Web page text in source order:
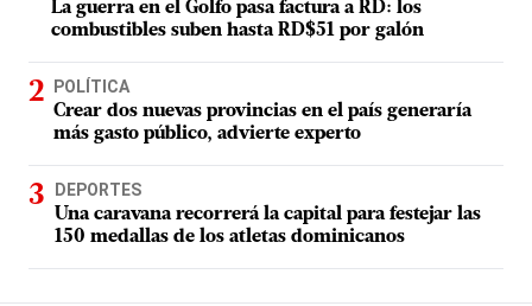
La guerra en el Golfo pasa factura a RD: los
combustibles suben hasta RD$51 por galón
POLÍTICA
Crear dos nuevas provincias en el país generaría
más gasto público, advierte experto
DEPORTES
Una caravana recorrerá la capital para festejar las
150 medallas de los atletas dominicanos